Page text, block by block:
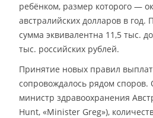
ребёнком, размер которого —
австралийских долларов в год.
сумма эквивалентна 11,5 тыс.
тыс. российских рублей.
Принятие новых правил
сопровождалось рядом споров.
министр здравоохранения
Hunt, «Minister Greg»),